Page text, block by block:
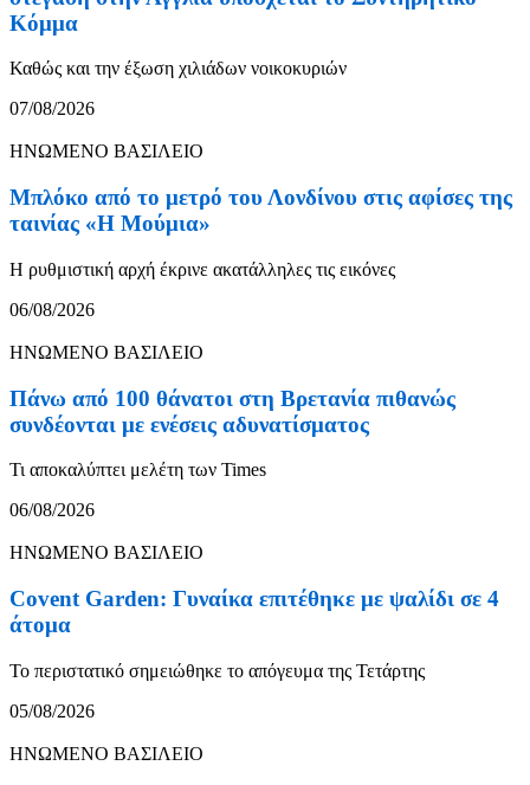
Κόμμα
Καθώς και την έξωση χιλιάδων νοικοκυριών
07/08/2026
ΗΝΩΜΕΝΟ ΒΑΣΙΛΕΙΟ
Μπλόκο από το μετρό του Λονδίνου στις αφίσες της
ταινίας «Η Μούμια»
Η ρυθμιστική αρχή έκρινε ακατάλληλες τις εικόνες
06/08/2026
ΗΝΩΜΕΝΟ ΒΑΣΙΛΕΙΟ
Πάνω από 100 θάνατοι στη Βρετανία πιθανώς
συνδέονται με ενέσεις αδυνατίσματος
Τι αποκαλύπτει μελέτη των Times
06/08/2026
ΗΝΩΜΕΝΟ ΒΑΣΙΛΕΙΟ
Covent Garden: Γυναίκα επιτέθηκε με ψαλίδι σε 4
άτομα
Το περιστατικό σημειώθηκε το απόγευμα της Τετάρτης
05/08/2026
ΗΝΩΜΕΝΟ ΒΑΣΙΛΕΙΟ